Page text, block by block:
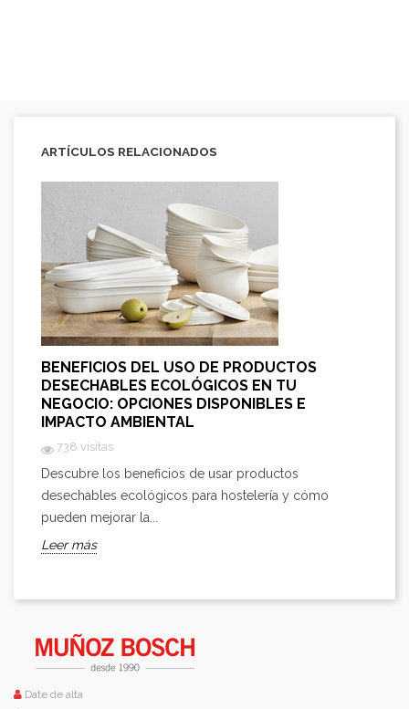
ARTÍCULOS RELACIONADOS
BENEFICIOS DEL USO DE PRODUCTOS
DESECHABLES ECOLÓGICOS EN TU
NEGOCIO: OPCIONES DISPONIBLES E
IMPACTO AMBIENTAL
738 visitas
Descubre los beneficios de usar productos
desechables ecológicos para hostelería y cómo
pueden mejorar la...
Leer más
Date de alta